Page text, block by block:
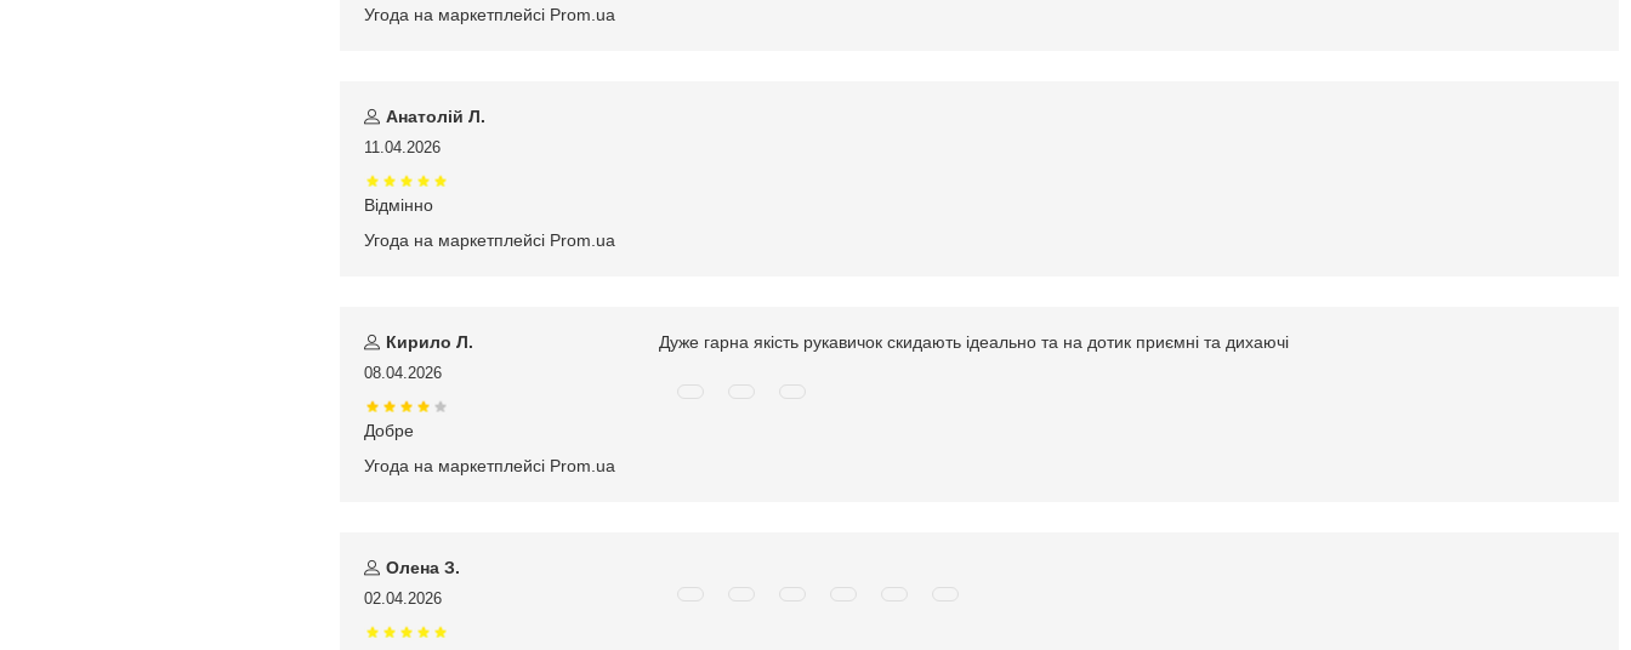
Угода на маркетплейсі Prom.ua
Анатолій Л.
11.04.2026
Відмінно
Угода на маркетплейсі Prom.ua
Кирило Л.
08.04.2026
Добре
Угода на маркетплейсі Prom.ua
Дуже гарна якість рукавичок скидають ідеально та на дотик приємні та дихаючі
Олена З.
02.04.2026